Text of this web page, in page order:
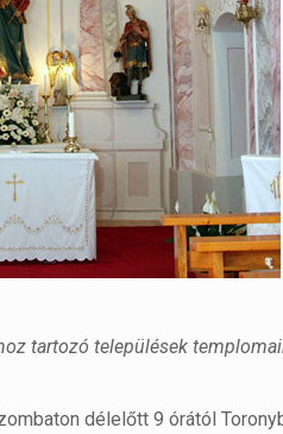
tartozó települések
délelőtt 9 órától